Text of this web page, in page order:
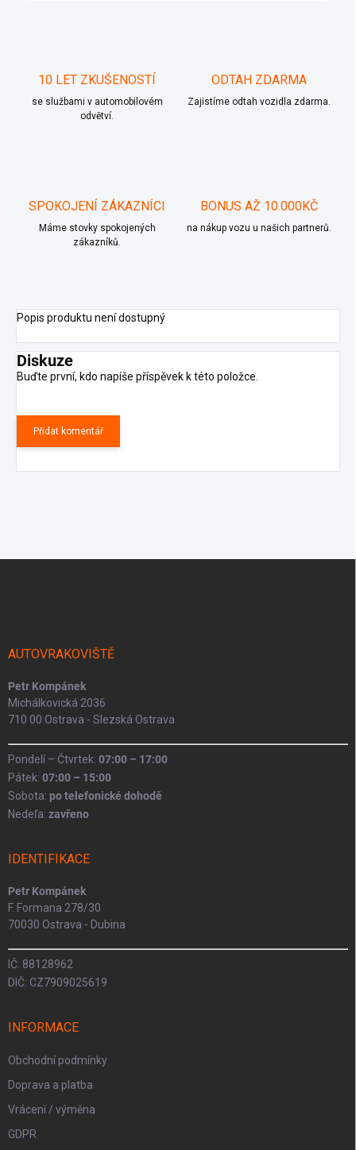
10 LET ZKUŠENOSTÍ
se službami v automobilovém
odvětví.
ODTAH ZDARMA
Zajistíme odtah vozidla zdarma.
SPOKOJENÍ ZÁKAZNÍCI
Máme stovky spokojených
zákazníků.
BONUS AŽ 10.000KČ
na nákup vozu u našich partnerů.
Popis produktu není dostupný
Diskuze
Buďte první, kdo napíše příspěvek k této položce.
Přidat komentář
AUTOVRAKOVIŠTĚ
Petr Kompánek
Michálkovická 2036
710 00 Ostrava - Slezská Ostrava
Pondelí – Čtvrtek: 07:00 – 17:00
Pátek: 07:00 – 15:00
Sobota: po telefonické dohodě
Nedeľa: zavřeno
IDENTIFIKACE
Petr Kompánek
F. Formana 278/30
70030 Ostrava - Dubina
IČ: 88128962
DIČ: CZ7909025619
INFORMACE
Obchodní podmínky
Doprava a platba
Vrácení / výměna
GDPR